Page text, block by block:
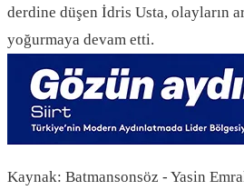
derdine düşen İdris Usta, olayların
yoğurmaya devam etti.
Kaynak: Batmansonsöz - Yasin